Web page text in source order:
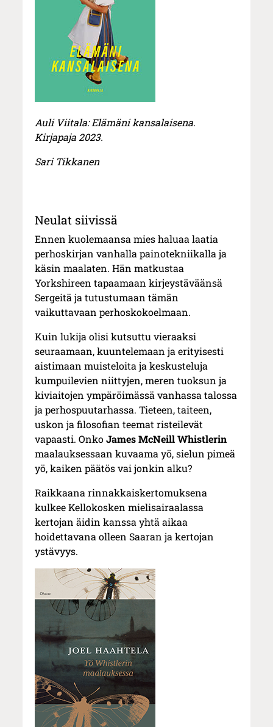
Auli Viitala: Elämäni kansalaisena.
Kirjapaja 2023.
Sari Tikkanen
Neulat siivissä
Ennen kuolemaansa mies haluaa laatia
perhoskirjan vanhalla painotekniikalla ja
käsin maalaten. Hän matkustaa
Yorkshireen tapaamaan kirjeystäväänsä
Sergeitä ja tutustumaan tämän
vaikuttavaan perhoskokoelmaan.
Kuin lukija olisi kutsuttu vieraaksi
seuraamaan, kuuntelemaan ja erityisesti
aistimaan muisteloita ja keskusteluja
kumpuilevien niittyjen, meren tuoksun ja
kiviaitojen ympäröimässä vanhassa talossa
ja perhospuutarhassa. Tieteen, taiteen,
uskon ja filosofian teemat risteilevät
vapaasti. OnkoJames McNeill Whistlerin
maalauksessaan kuvaama yö, sielun pimeä
yö, kaiken päätös vai jonkin alku?
Raikkaana rinnakkaiskertomuksena
kulkee Kellokosken mielisairaalassa
kertojan äidin kanssa yhtä aikaa
hoidettavana olleen Saaran ja kertojan
ystävyys.